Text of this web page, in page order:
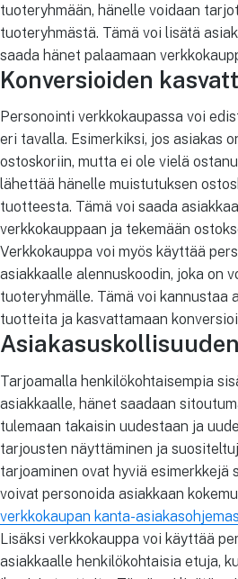
tuoteryhmään, hänelle voidaan
tuoteryhmästä. Tämä voi lisätä
saada hänet palaamaan
Konversioiden
Personointi verkkokaupassa voi
eri tavalla. Esimerkiksi, jos asiakas
ostoskoriin, mutta ei ole vielä
lähettää hänelle muistutuksen
tuotteesta. Tämä voi saada
verkkokauppaan ja tekemään
Verkkokauppa voi myös käyttää
asiakkaalle alennuskoodin, joka on
tuoteryhmälle. Tämä voi kannustaa
tuotteita ja kasvattamaan
Tarjoamalla henkilökohtaisempia
asiakkaalle, hänet saadaan
tulemaan takaisin uudestaan ja
tarjousten näyttäminen ja
tarjoaminen ovat hyviä esimerkkejä
voivat personoida asiakkaan
verkkokaupan kanta-
Lisäksi verkkokauppa voi käyttää
asiakkaalle henkilökohtaisia etuja,